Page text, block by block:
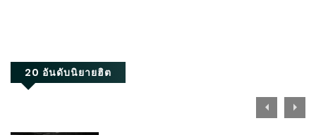
ตอนที่ 631-640
ธันวาคม 22, 2025
20 อันดับนิยายฮิต